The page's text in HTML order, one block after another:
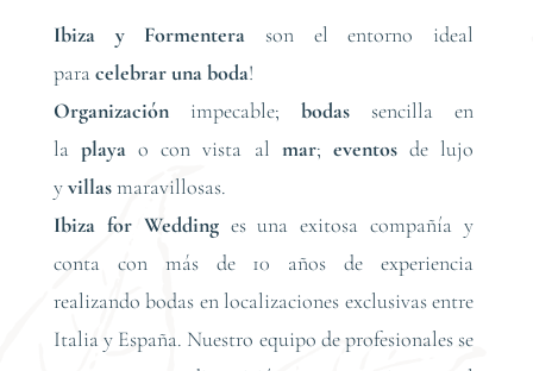
Ibiza y Formentera son el entorno ideal
paracelebrar una boda!
Organizaciónimpecable; bodas sencilla en
la playao con vista al mar; eventosde lujo
yvillasmaravillosas.
Ibiza for Weddinges una exitosa compañía y
conta con más de 10 años de experiencia
realizando bodas en localizaciones exclusivas entre
Italia y España. Nuestro equipo de profesionales se